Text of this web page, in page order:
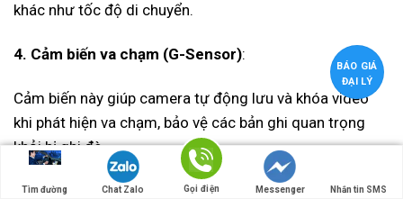
khác như tốc độ di chuyển.
4. Cảm biến va chạm (G-Sensor):
Cảm biến này giúp camera tự động lưu và khóa video
khi phát hiện va chạm, bảo vệ các bản ghi quan trọng
khỏi bị ghi đè.
5. Tính năng ghi trong điều kiện ánh sáng yếu:
BÁO GIÁ
ĐẠI LÝ
Tìm đường Chat Zalo Gọi điện Messenger Nhắn tin SMS